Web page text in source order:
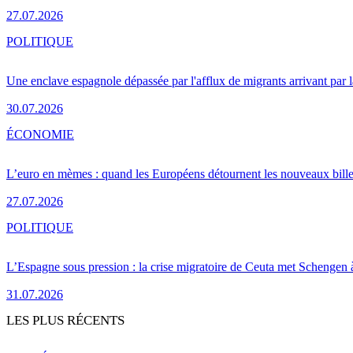
27.07.2026
Une enclave espagnole dépassée par l'afflux de migrants arrivant par
30.07.2026
POLITIQUE
L’euro en mèmes : quand les Européens détournent les nouveaux
27.07.2026
ÉCONOMIE
L’Espagne sous pression : la crise migratoire de Ceuta met Schengen
31.07.2026
POLITIQUE
LES PLUS RÉCENTS